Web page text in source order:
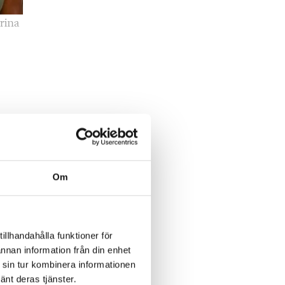
Om
funktioner för
information från din enhet
tur kombinera informationen
deras tjänster.
ska